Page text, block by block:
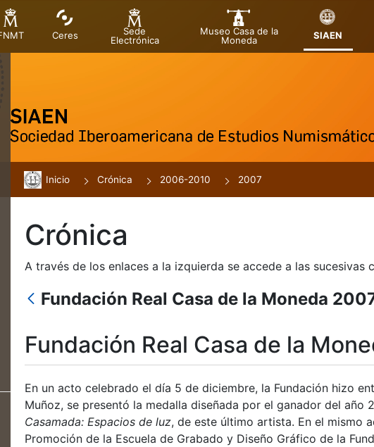
Ceres
Sede
Electrónica
Museo Casa de la
Moneda
SIAEN
Show/Hide
Show/Hide
Show/Hide
Show/Hide
Inicio Crónica 2006-2010 2007
Crónica
A través de los enlaces a la izquierda se accede a las
Fundación Real Casa de la Moneda
Fundación Real Casa de la
En un acto celebrado el día 5 de diciembre, la Fundación hizo
Muñoz, se presentó la medalla diseñada por el ganador del
Casamada: Espacios de luz, de este último artista. En el mismo
Promoción de la Escuela de Grabado y Diseño Gráfico de la